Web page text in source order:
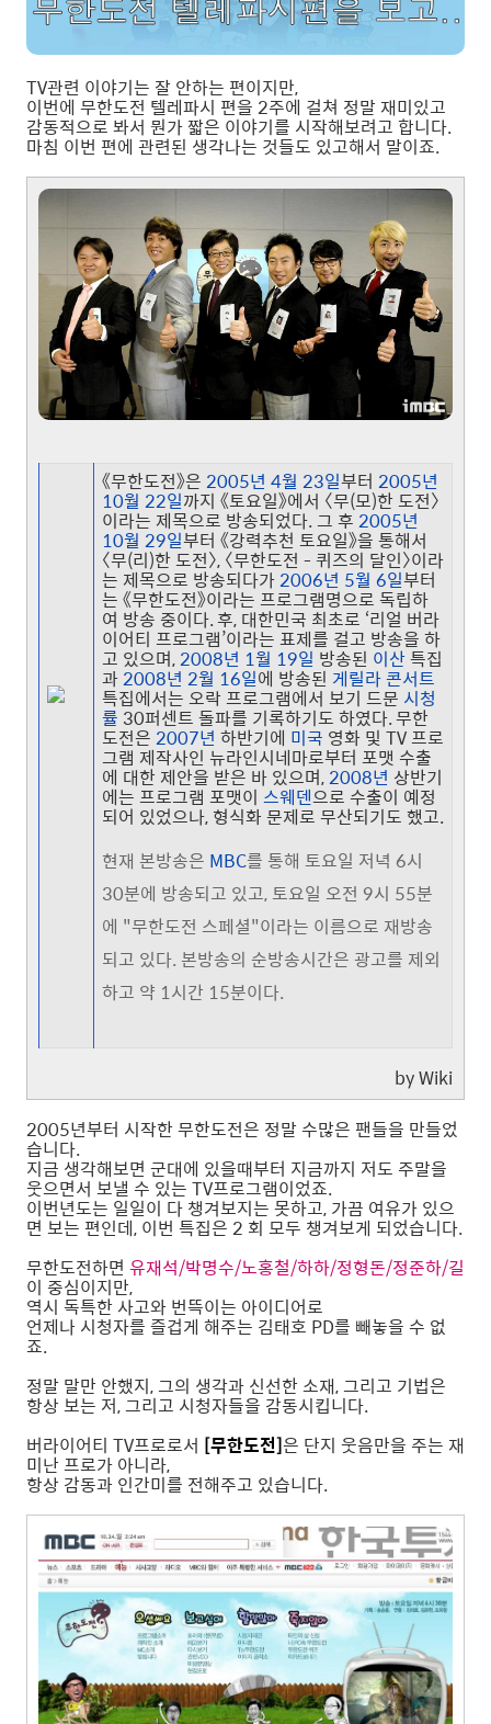
TV관련 이야기는 잘 안하는 편이지만,
이번에 무한도전 텔레파시 편을 2주에 걸쳐 정말 재미있고
감동적으로 봐서 뭔가 짧은 이야기를 시작해보려고 합니다.
마침 이번 편에 관련된 생각나는 것들도 있고해서 말이죠.
《무한도전》은 2005년 4월 23일부터 2005년
10월 22일까지 《토요일》에서 〈무(모)한 도전〉
이라는 제목으로 방송되었다. 그 후 2005년
10월 29일부터 《강력추천 토요일》을 통해서
〈무(리)한 도전〉, 〈무한도전 - 퀴즈의 달인〉이라
는 제목으로 방송되다가2006년 5월 6일부터
는 《무한도전》이라는 프로그램명으로 독립하
여 방송 중이다.후, 대한민국 최초로 ‘리얼 버라
이어티 프로그램’이라는 표제를 걸고 방송을 하
고 있으며,2008년 1월 19일 방송된 이산특집
과2008년 2월 16일에 방송된 게릴라 콘서트
특집에서는 오락 프로그램에서 보기 드문 시청
률 30퍼센트 돌파를 기록하기도 하였다.무한
도전은 2007년 하반기에 미국 영화 및 TV 프로
그램 제작사인 뉴라인시네마로부터 포맷 수출
에 대한 제안을 받은 바 있으며,2008년 상반기
에는 프로그램 포맷이 스웨덴으로 수출이 예정
되어 있었으나, 형식화 문제로 무산되기도 했고.
현재 본방송은 MBC를 통해 토요일 저녁 6시
30분에 방송되고 있고, 토요일 오전 9시 55분
에 "무한도전 스페셜"이라는 이름으로 재방송
되고 있다. 본방송의 순방송시간은 광고를 제외
하고 약 1시간 15분이다.
by Wiki
2005년부터 시작한 무한도전은 정말 수많은 팬들을 만들었
습니다.
지금 생각해보면 군대에 있을때부터 지금까지 저도 주말을
웃으면서 보낼 수 있는 TV프로그램이었죠.
이번년도는 일일이 다 챙겨보지는 못하고, 가끔 여유가 있으
면 보는 편인데, 이번 특집은 2 회 모두 챙겨보게 되었습니다.
무한도전하면 유재석/박명수/노홍철/하하/정형돈/정준하/길
이 중심이지만,
역시 독특한 사고와 번뜩이는 아이디어로
언제나 시청자를 즐겁게 해주는 김태호 PD를 빼놓을 수 없
죠.
정말 말만 안했지, 그의 생각과 신선한 소재, 그리고 기법은
항상 보는 저, 그리고 시청자들을 감동시킵니다.
버라이어티 TV프로로서 [무한도전]은 단지 웃음만을 주는 재
미난 프로가 아니라,
항상 감동과 인간미를 전해주고 있습니다.